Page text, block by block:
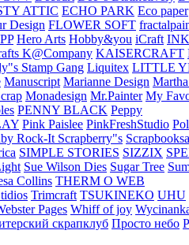
ATTIC ECHO PARK Eco paper
Design FLOWER SOFT
Hero Arts Hobby&you iCraft
K@Company KAISERCRAFT
Stamp Gang Liquitex LITTLE
Manuscript Marianne Design
Monadesign Mr.Painter My
PENNY BLACK Peppy
Pink Paislee PinkFreshStudio
Rock-It Scrapberry"s
SIMPLE STORIES SIZZIX
Sue Wilson Dies Sugar Tree
Collins THERM O WEB
Trimcraft TSUKINEKO UHU
Pages Whiff of joy
скрапклуб Просто небо